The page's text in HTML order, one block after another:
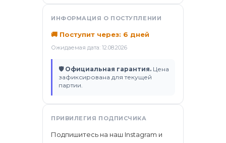
ИНФОРМАЦИЯ О ПОСТУПЛЕНИИ
🚚 Поступит через: 6 дней
Ожидаемая дата: 12.08.2026
🛡 Официальная гарантия. Цена
зафиксирована для текущей
партии.
ПРИВИЛЕГИЯ ПОДПИСЧИКА
Подпишитесь на наш Instagram и